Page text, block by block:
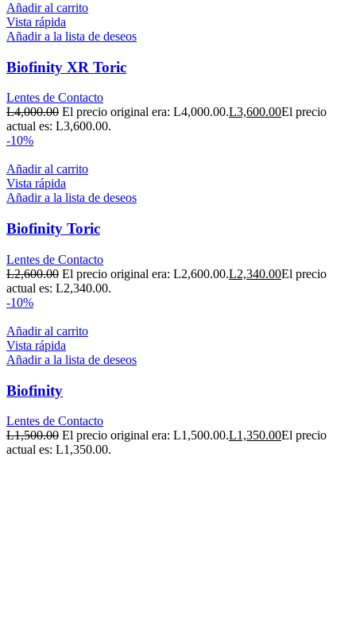
Añadir al carrito
Vista rápida
Añadir a la lista de deseos
Biofinity XR Toric
Lentes de Contacto
L4,000.00 El precio original era: L4,000.00.L3,600.00El precio
actual es: L3,600.00.
-10%
Añadir al carrito
Vista rápida
Añadir a la lista de deseos
Biofinity Toric
Lentes de Contacto
L2,600.00 El precio original era: L2,600.00.L2,340.00El precio
actual es: L2,340.00.
-10%
Añadir al carrito
Vista rápida
Añadir a la lista de deseos
Biofinity
Lentes de Contacto
L1,500.00 El precio original era: L1,500.00.L1,350.00El precio
actual es: L1,350.00.